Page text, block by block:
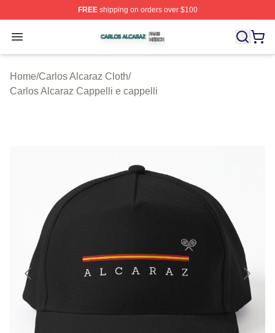
FREEshipping on orders over $100
Open menu
Carlos Alcaraz Shop ⚡️ Officially Licensed Carlos
Home/Carlos Alcaraz Cloth/
Carlos Alcaraz Cappelli e cappelli